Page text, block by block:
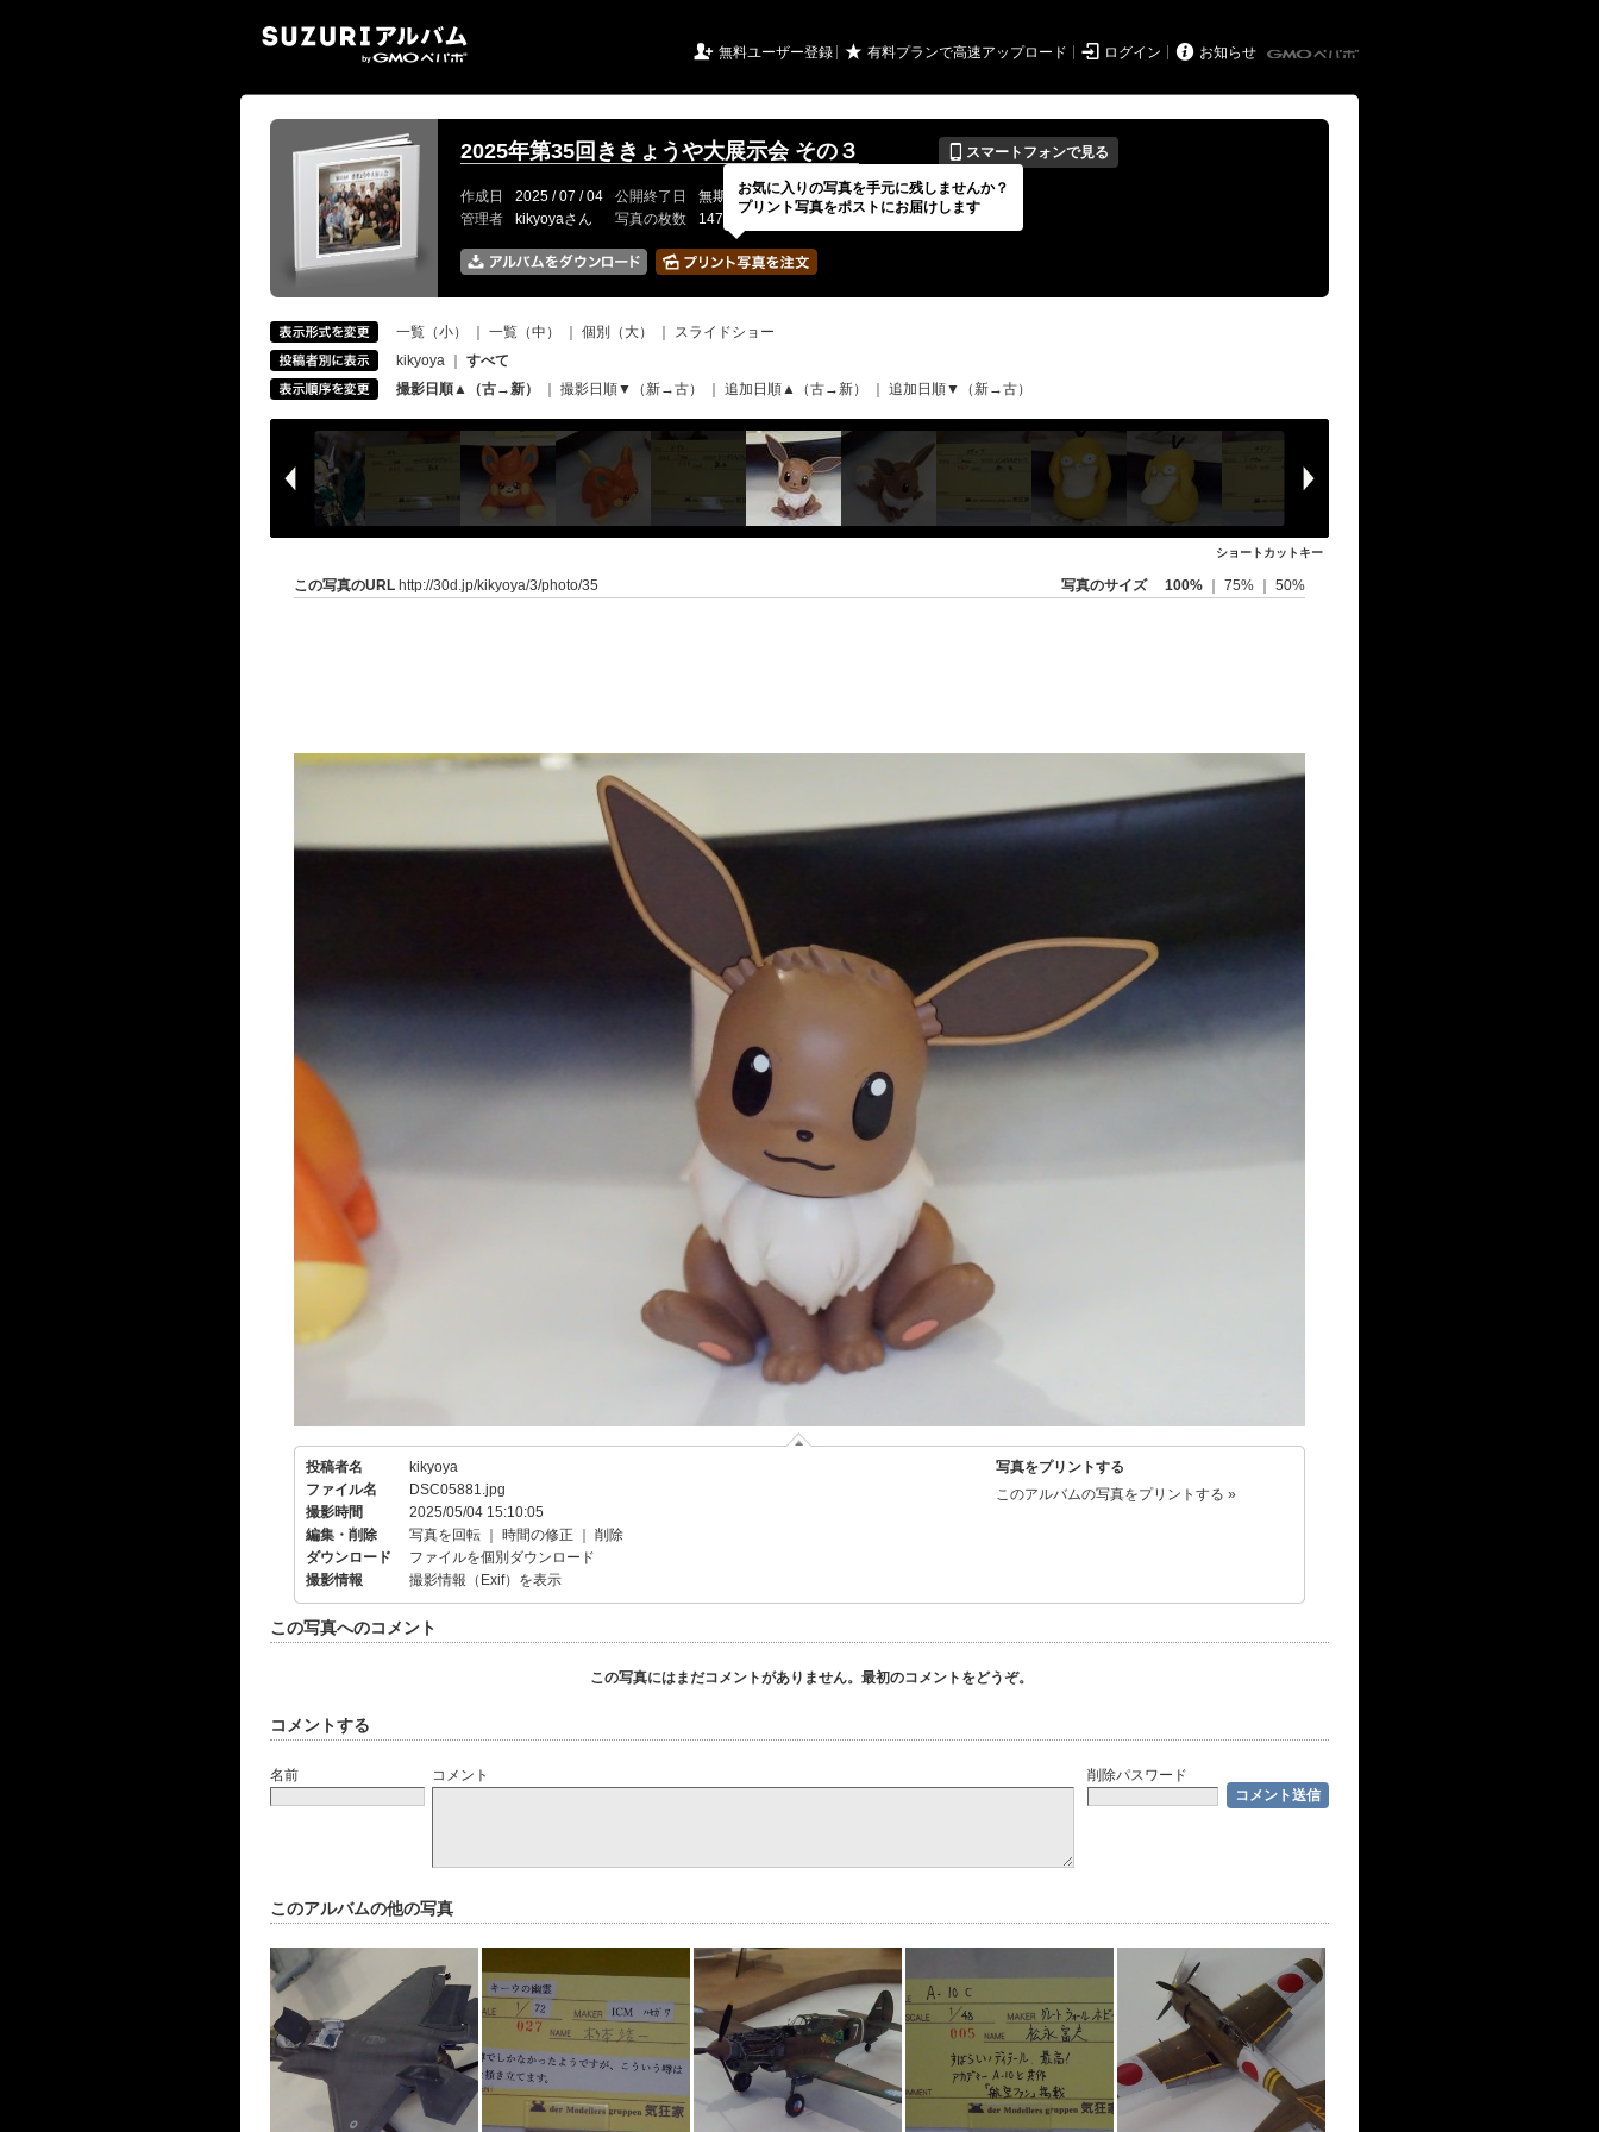
 無料ユーザー登録 ★ 有料プランで高速アップロード  ログイン  お知らせ
2025年第35回ききょうや大展示会 その３ 📱 スマートフォンで見る
作成日 2025 / 07 / 04 公開終了日 無期限 イベントの期間
---
管理者
kikyoyaさん 写真の枚数 147 / 150枚
一覧（小） 一覧（中） 個別（大）
スライドショー
kikyoya
すべて
撮影日順▲（古→新）
撮影日順▼（新→古） 追加日順▲（古→新） 追加日順▼（新→古）
ショートカットキー
この写真のURL http://30d.jp/kikyoya/3/photo/35 写真のサイズ 100% 75% 50%
投稿者名
kikyoya
ファイル名
DSC05881.jpg
撮影時間
2025/05/04 15:10:05
編集・削除
写真を回転 時間の修正
削除
ダウンロード
ファイルを個別ダウンロード
撮影情報
撮影情報（Exif）を表示
写真をプリントする
このアルバムの写真をプリントする »
この写真へのコメント
この写真にはまだコメントがありません。最初のコメントをどうぞ。
コメントする
名前 コメント 削除パスワード
このアルバムの他の写真
お気に入りの写真を手元に残しませんか？
プリント写真をポストにお届けします